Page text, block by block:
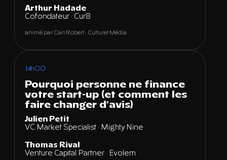
Arthur Hadade
Cofondateur · Cur8
animé par Carl Robert · Culturel Média
14h00
Pourquoi personne ne finance
votre start-up (et comment les
faire changer d’avis)
Julien Petit
VC Market Specialist · Mighty Nine
Thomas Rival
Venture Capital Partner · Evolem